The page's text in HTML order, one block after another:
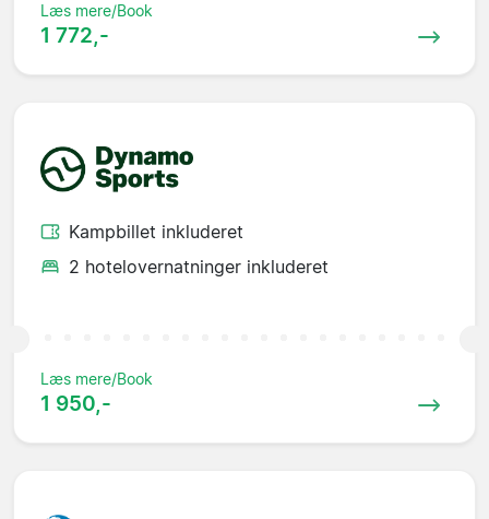
Læs mere/Book
1 772,-
Kampbillet inkluderet
2 hotelovernatninger inkluderet
Læs mere/Book
1 950,-